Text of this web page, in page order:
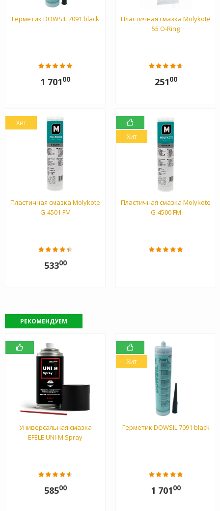
Герметик DOWSIL 7091 black
1 70100
Пластичная смазка Molykote
55 O-Ring
25100
Хит
Пластичная смазка Molykote
G-4501 FM
53300
Хит
Пластичная смазка Molykote
G-4500 FM
РЕКОМЕНДУЕМ
Универсальная смазка
EFELE UNI-M Spray
58500
Хит
Герметик DOWSIL 7091 black
1 70100